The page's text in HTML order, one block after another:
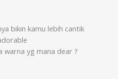
bikin kamu lebih cantik
warna yg mana dear ?